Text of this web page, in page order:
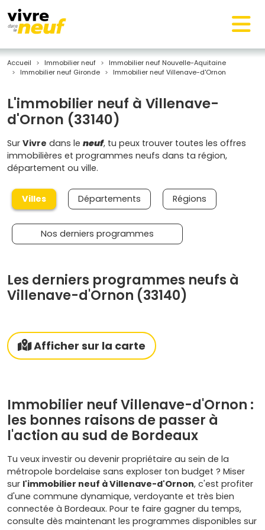
Accueil Immobilier neuf
Immobilier neuf Nouvelle-Aquitaine
Immobilier neuf Gironde
Immobilier neuf Villenave-d'Ornon
L'immobilier neuf à Villenave-
d'Ornon (33140)
Sur Vivre dans le neuf, tu peux trouver toutes les offres
immobilières et programmes neufs dans ta région,
département ou ville.
Villes Départements Régions
Nos derniers programmes
Les derniers programmes neufs à
Villenave-d'Ornon (33140)
Afficher sur la carte
Immobilier neuf Villenave-d'Ornon :
les bonnes raisons de passer à
l'action au sud de Bordeaux
Tu veux investir ou devenir propriétaire au sein de la
métropole bordelaise sans exploser ton budget ? Miser
sur l'immobilier neuf à Villenave-d'Ornon, c'est profiter
d'une commune dynamique, verdoyante et très bien
connectée à Bordeaux. Pour te faire gagner du temps,
consulte dès maintenant les programmes disponibles sur